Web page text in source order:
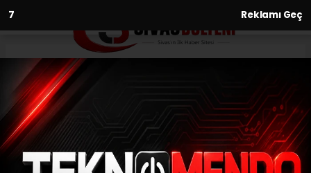
6 Reklamı Geç
Anasayfa
Dünyada tekti, ikizi çıktı
22.06.2021 - 10:38, Güncelleme: 22.06.2021 - 10:38